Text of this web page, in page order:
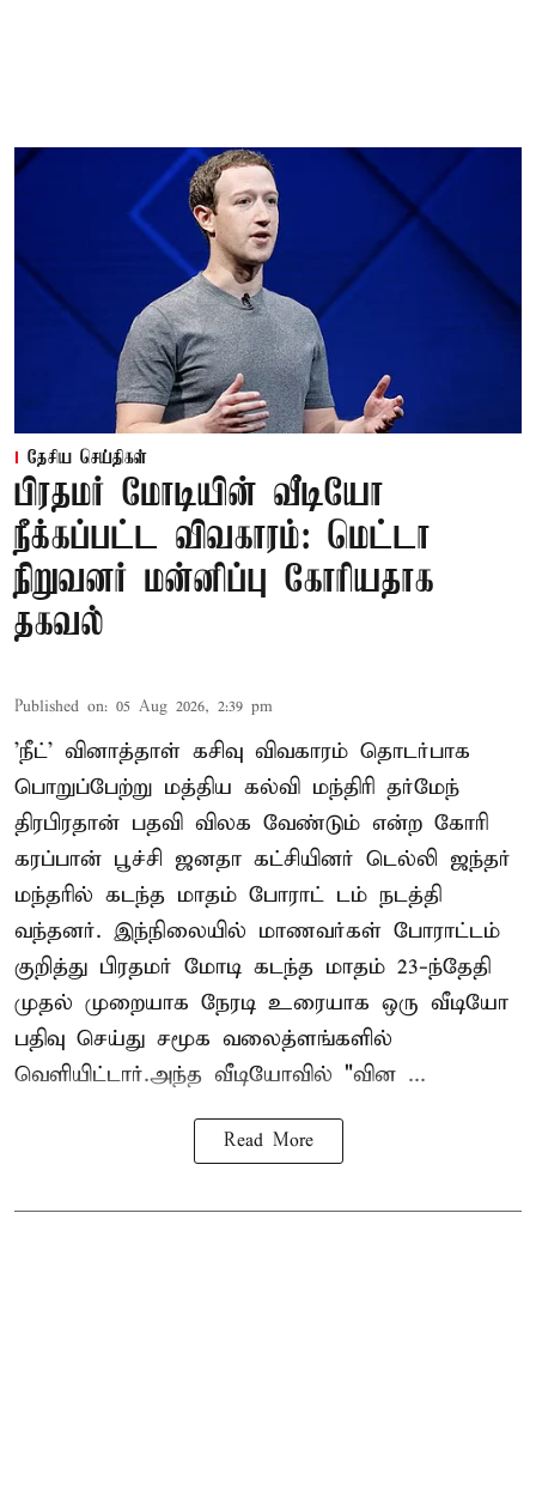
தேசிய செய்திகள்
பிரதமர் மோடியின் வீடியோ
நீக்கப்பட்ட விவகாரம்: மெட்டா
நிறுவனர் மன்னிப்பு கோரியதாக
தகவல்
Published on: 05 Aug 2026, 2:39 pm
'நீட்' வினாத்தாள் கசிவு விவகாரம் தொடர்பாக
பொறுப்பேற்று மத்திய கல்வி மந்திரி தர்மேந்
திரபிரதான் பதவி விலக வேண்டும் என்ற கோரி
கரப்பான் பூச்சி ஜனதா கட்சியினர் டெல்லி ஜந்தர்
மந்தரில் கடந்த மாதம் போராட் டம் நடத்தி
வந்தனர். இந்நிலையில் மாணவர்கள் போராட்டம்
குறித்து பிரதமர் மோடி கடந்த மாதம் 23-ந்தேதி
முதல் முறையாக நேரடி உரையாக ஒரு வீடியோ
பதிவு செய்து சமூக வலைத்ளங்களில்
வெளியிட்டார்.அந்த வீடியோவில் "வின ...
Read More